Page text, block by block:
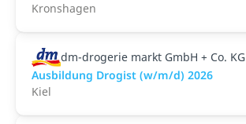
Kronshagen
dm-drogerie markt GmbH + Co. KG
Ausbildung Drogist (w/m/d) 2026
Kiel